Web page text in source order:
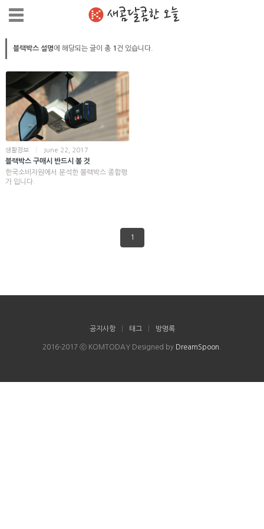
새콤달콤한 오늘
블랙박스 설명에 해당되는 글이 총 1 건 있습니다.
생활정보 June 22, 2017
블랙박스 구매시 반드시 볼 것
한국소비자원에서 분석한 블랙박스 종합평
가 입니다.
1
공지사항 태그 방명록
2016-2017 ⓒ KOMTODAY Designed by DreamSpoon